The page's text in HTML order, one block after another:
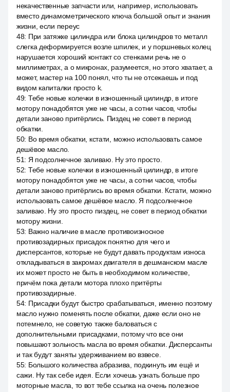
некачественные запчасти или, например, использовать
вместо динамометрического ключа большой опыт и знания
жизни, если переус
48: При затяжке цилиндра или блока цилиндров то металл
слегка деформируется возле шпилек, и у поршневых колец
нарушается хороший контакт со стенками речь не о
миллиметрах, а о микронах, разумеется, но этого хватает, а
может, мастер на 100 понял, что ты не отсекаешь и под
видом капиталки просто k.
49: Тебе новые колечки в изношенный цилиндр, в итоге
мотору понадобятся уже не часы, а сотни часов, чтобы
детали заново притёрлись. Пиздец не совет в период
обкатки.
50: Во время обкатки, кстати, можно использовать самое
дешёвое масло.
51: Я подсолнечное заливаю. Ну это просто.
52: Тебе новые колечки в изношенный цилиндр, в итоге
мотору понадобятся уже не часы, а сотни часов, чтобы
детали заново притёрлись во время обкатки. Кстати, можно
использовать самое дешёвое масло. Я подсолнечное
заливаю. Ну это просто пиздец, не совет в период обкатки
мотору жизни.
53: Важно наличие в масле противоизносное
противозадирных присадок понятно для чего и
дисперсантов, которые не будут давать продуктам износа
откладываться в закромах двигателя в дешманском масле
их может просто не быть в необходимом количестве,
причём пока детали мотора плохо притёрты
противозадирные.
54: Присадки будут быстро срабатываться, именно поэтому
масло нужно поменять после обкатки, даже если оно не
потемнело, не советую также баловаться с
дополнительными присадками, потому что все они
повышают зольность масла во время обкатки. Дисперсанты
и так будут заняты удерживанием во взвесе.
55: Большого количества абразива, подкинуть им ещё и
сажи. Ну так себе идея. Если хочешь узнать больше про
моторные масла, то вот тебе ссылка на очень полезное